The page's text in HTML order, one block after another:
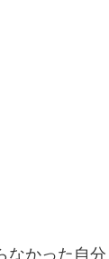
なかった自分